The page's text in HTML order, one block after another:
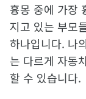
흉몽 중에 가장
지고 있는 부모
하나입니다. 나
는 다르게 자동
할 수 있습니다.